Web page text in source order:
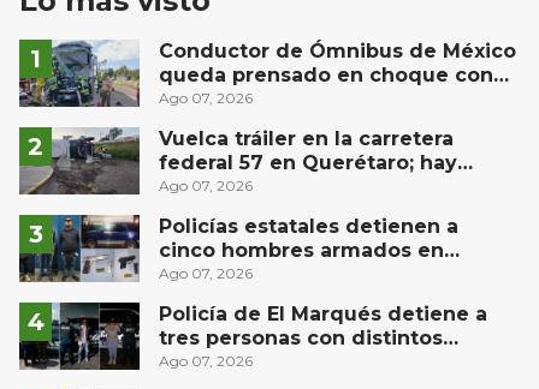
Conductor de Ómnibus de México
queda prensado en choque con
materialista en San Juan del Río
Ago 07, 2026
Vuelca tráiler en la carretera
federal 57 en Querétaro; hay
derrame de combustible
Ago 07, 2026
Policías estatales detienen a
cinco hombres armados en
Puebla capital
Ago 07, 2026
Policía de El Marqués detiene a
tres personas con distintos
narcóticos
Ago 07, 2026